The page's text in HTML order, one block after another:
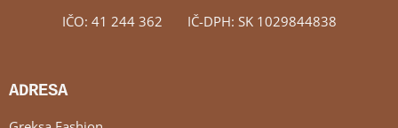
IČO: 41 244 362 IČ-DPH: SK 1029844838
ADRESA